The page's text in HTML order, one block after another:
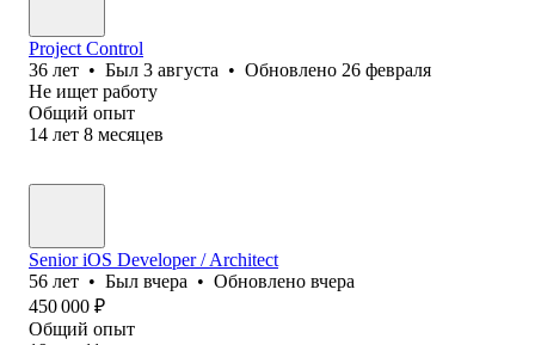
Project Control
36 лет • Был 3 августа • Обновлено 26 февраля
Не ищет работу
Общий опыт
14 лет 8 месяцев
Senior iOS Developer / Architect
56 лет • Был вчера • Обновлено вчера
450 000 ₽
Общий опыт